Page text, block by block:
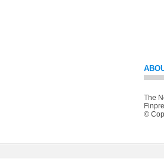
The
©